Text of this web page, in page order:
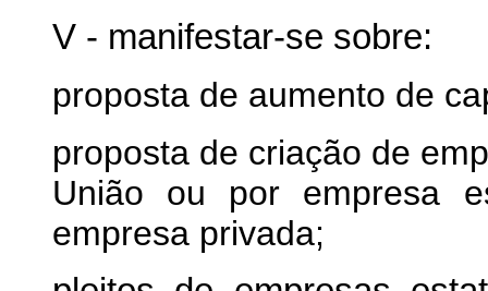
V - manifestar-se sobre:
proposta de aumento de
proposta de criação de
União ou por empresa
empresa privada;